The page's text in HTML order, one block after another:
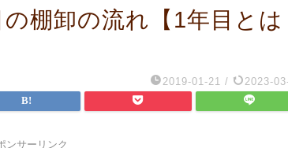
棚卸の流れ【1年目とは
2019-01-21 / 2023-
ンサーリンク